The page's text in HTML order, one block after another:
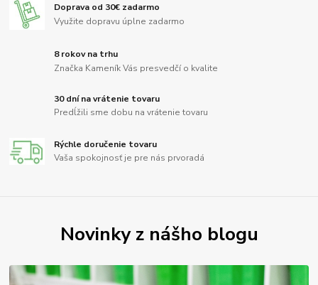
Doprava od 30€ zadarmo
Využite dopravu úplne zadarmo
8 rokov na trhu
Značka Kameník Vás presvedčí o kvalite
30 dní na vrátenie tovaru
Predĺžili sme dobu na vrátenie tovaru
Rýchle doručenie tovaru
Vaša spokojnosť je pre nás prvoradá
Novinky z nášho blogu